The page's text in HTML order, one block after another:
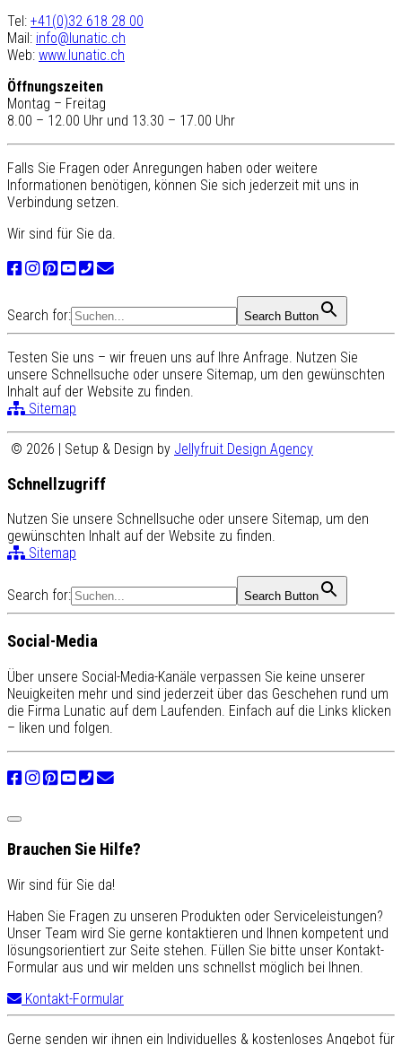
Tel: +41(0)32 618 28 00
Mail: info@lunatic.ch
Web: www.lunatic.ch
Öffnungszeiten
Montag – Freitag
8.00 – 12.00 Uhr und 13.30 – 17.00 Uhr
Falls Sie Fragen oder Anregungen haben oder weitere
Informationen benötigen, können Sie sich jederzeit mit uns in
Verbindung setzen.
Wir sind für Sie da.
Search for: Search Button
Testen Sie uns – wir freuen uns auf Ihre Anfrage. Nutzen Sie
unsere Schnellsuche oder unsere Sitemap, um den gewünschten
Inhalt auf der Website zu finden.
Sitemap
© 2026 | Setup & Design by Jellyfruit Design Agency
Schnellzugriff
Nutzen Sie unsere Schnellsuche oder unsere Sitemap, um den
gewünschten Inhalt auf der Website zu finden.
Sitemap
Search for: Search Button
Social-Media
Über unsere Social-Media-Kanäle verpassen Sie keine unserer
Neuigkeiten mehr und sind jederzeit über das Geschehen rund um
die Firma Lunatic auf dem Laufenden. Einfach auf die Links klicken
– liken und folgen.
Brauchen Sie Hilfe?
Wir sind für Sie da!
Haben Sie Fragen zu unseren Produkten oder Serviceleistungen?
Unser Team wird Sie gerne kontaktieren und Ihnen kompetent und
lösungsorientiert zur Seite stehen. Füllen Sie bitte unser Kontakt-
Formular aus und wir melden uns schnellst möglich bei Ihnen.
Kontakt-Formular
Gerne senden wir ihnen ein Individuelles & kostenloses Angebot für